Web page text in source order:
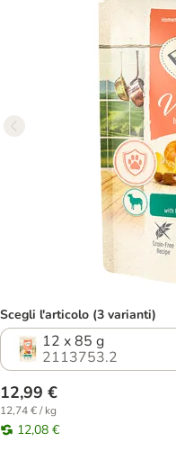
Scegli l'articolo (3 varianti)
12 x 85 g
2113753.2
12,99 €
12,74 € / kg
12,08 €